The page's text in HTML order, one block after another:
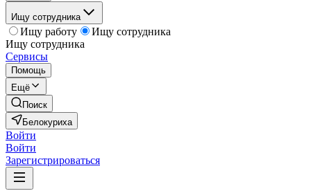
Ищу сотрудника
Ищу работу
Ищу сотрудника
Ищу сотрудника
Сервисы
Помощь
Ещё
Поиск
Белокуриха
Войти
Войти
Зарегистрироваться